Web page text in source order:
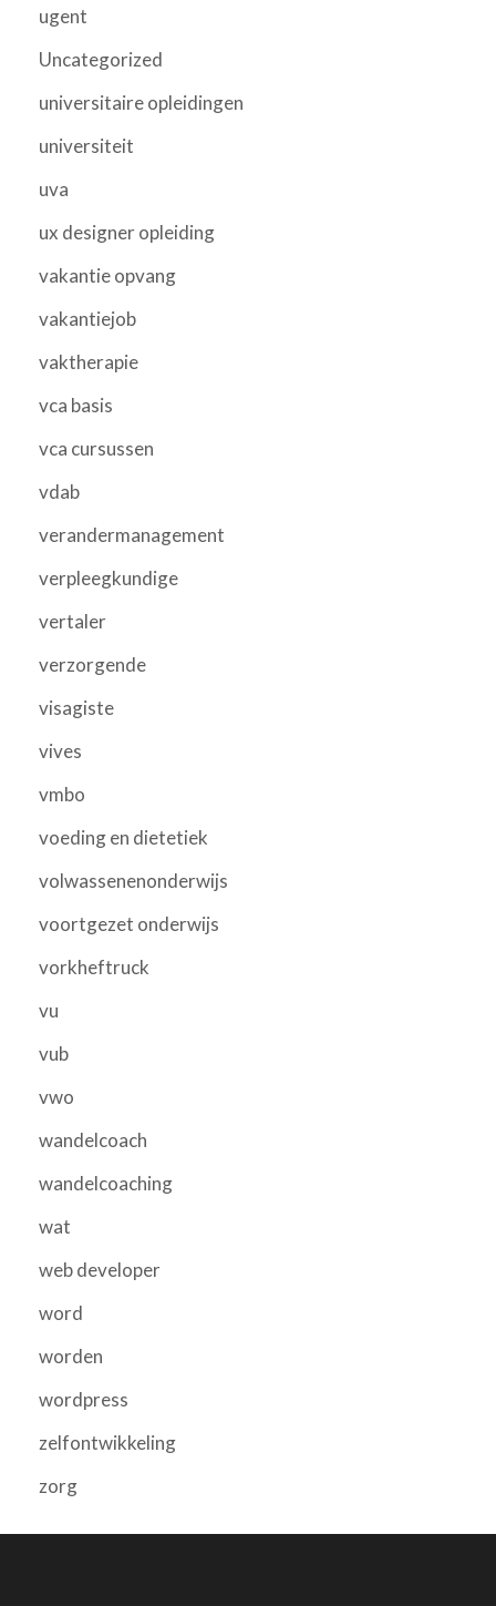
ugent
Uncategorized
universitaire opleidingen
universiteit
uva
ux designer opleiding
vakantie opvang
vakantiejob
vaktherapie
vca basis
vca cursussen
vdab
verandermanagement
verpleegkundige
vertaler
verzorgende
visagiste
vives
vmbo
voeding en dietetiek
volwassenenonderwijs
voortgezet onderwijs
vorkheftruck
vu
vub
vwo
wandelcoach
wandelcoaching
wat
web developer
word
worden
wordpress
zelfontwikkeling
zorg